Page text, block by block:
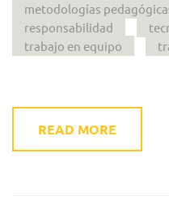
metodologías
responsabilidad
trabajo en equipo
READ MORE